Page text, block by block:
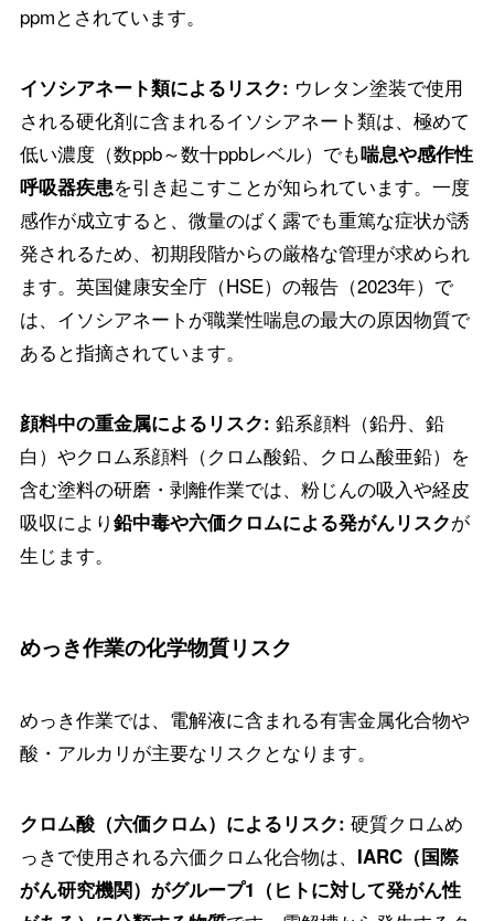
ppmとされています。
イソシアネート類によるリスク: ウレタン塗装で使用
される硬化剤に含まれるイソシアネート類は、極めて
低い濃度（数ppb～数十ppbレベル）でも喘息や感作性
呼吸器疾患を引き起こすことが知られています。一度
感作が成立すると、微量のばく露でも重篤な症状が誘
発されるため、初期段階からの厳格な管理が求められ
ます。英国健康安全庁（HSE）の報告（2023年）で
は、イソシアネートが職業性喘息の最大の原因物質で
あると指摘されています。
顔料中の重金属によるリスク: 鉛系顔料（鉛丹、鉛
白）やクロム系顔料（クロム酸鉛、クロム酸亜鉛）を
含む塗料の研磨・剥離作業では、粉じんの吸入や経皮
吸収により鉛中毒や六価クロムによる発がんリスクが
生じます。
めっき作業の化学物質リスク
めっき作業では、電解液に含まれる有害金属化合物や
酸・アルカリが主要なリスクとなります。
クロム酸（六価クロム）によるリスク: 硬質クロムめ
っきで使用される六価クロム化合物は、 IARC（国際
がん研究機関）がグループ1（ヒトに対して発がん性